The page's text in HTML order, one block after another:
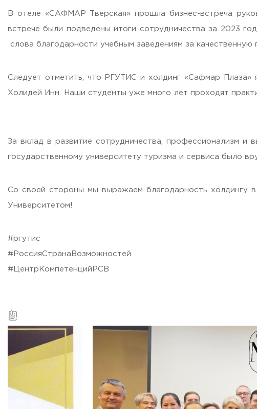
Партнерские проекты
Olympiads
Политика доступа, авторских прав и лицензирования
ORDER A CALLBACK
ADDRESS
E-MAIL
В отеле «САФМАР Тверская» прошла бизнес-встреча
встрече были подведены итоги сотрудничества за 2023
слова благодарности учебным заведениям за
Следует отметить, что РГУТИС и холдинг «Сафмар Плаза»
Холидей Инн. Наши студенты уже много лет проходят
За вклад в развитие сотрудничества, профессионализм и
государственному университету туризма и сервиса было
Со своей стороны мы выражаем благодарность холдингу
Университетом!
#ргутис
#РоссияСтранаВозможностей
#ЦентрКомпетенцийРСВ